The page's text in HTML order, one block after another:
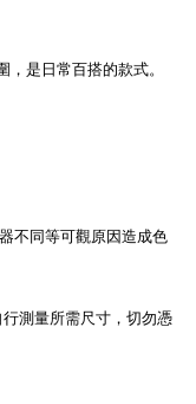
是日常百搭的款式。
不同等可觀原因造成色
測量所需尺寸，切勿憑